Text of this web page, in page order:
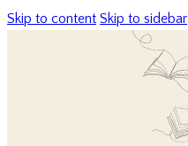
Skip to content Skip to sidebar